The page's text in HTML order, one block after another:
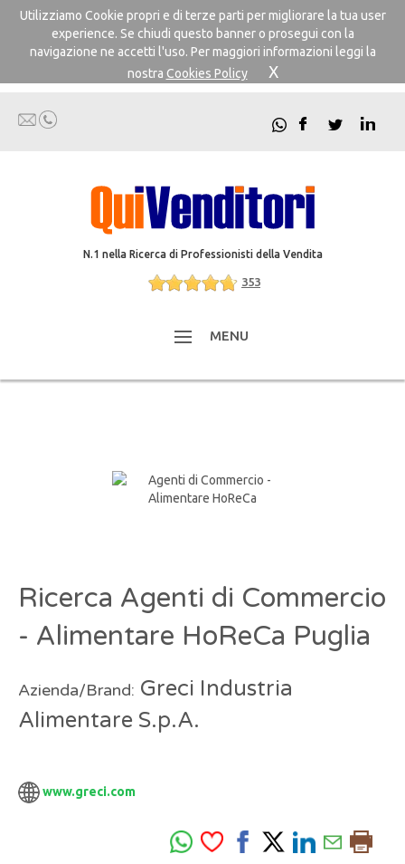
Utilizziamo Cookie propri e di terze parti per migliorare la tua user
experience. Se chiudi questo banner o prosegui con la
navigazione ne accetti l'uso. Per maggiori informazioni leggi la
nostra Cookies Policy X
N.1 nella Ricerca di Professionisti della Vendita
353
MENU
Ricerca Agenti di Commercio
- Alimentare HoReCa Puglia
Azienda/Brand: Greci Industria
Alimentare S.p.A.
www.greci.com